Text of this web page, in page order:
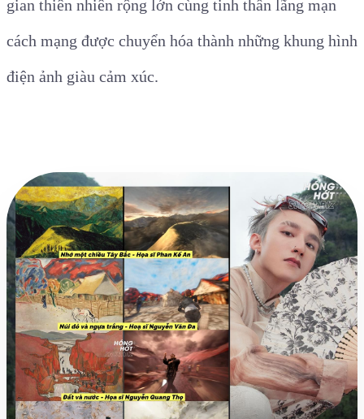
gian thiên nhiên rộng lớn cùng tinh thần lãng mạn
cách mạng được chuyển hóa thành những khung hình
điện ảnh giàu cảm xúc.